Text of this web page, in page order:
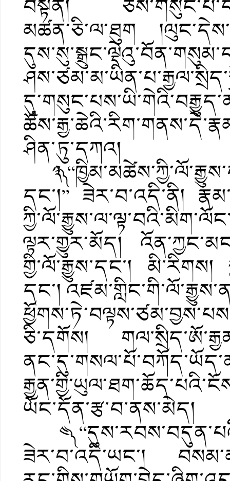
བསྟན།
མཚན་ཅི་ལ་ཐུག
ཤིན་ཏུ་དཀའ།
༣༽
དང་།” ཟེར་བ་འདི་ནི།
ལྟར་གྱུར་མོད།
གྱི་ལོ་རྒྱུས་དང་།
དང་།
ཅི་དགོས།
ཡོང་དོན་རྩ་བ་ནས་མེད།
༤༽
ཟེར་བ་འདི་ཡང་།